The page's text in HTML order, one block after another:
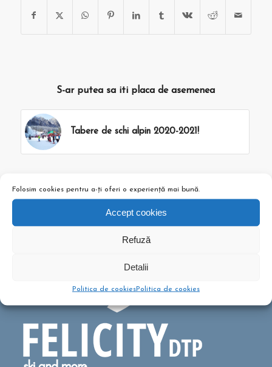
Folosim cookies pentru a-ți oferi o experiență mai bună.
Accept cookies
Refuză
Detalii
Politica de cookiesPolitica de cookies
S-ar putea sa iti placa de asemenea
Tabere de schi alpin 2020-2021!